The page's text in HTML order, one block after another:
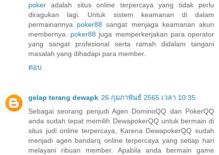
poker adalah situs online terpercaya yang tidak perlu
diragukan lagi. Untuk sistem keamanan di dalam
permainannya poker88 sangat menjaga keamanan akun
membernya. poker88 juga memperkerjakan para operator
yang sangat profesional serta ramah didalam tangani
masalah yang dihadapi para member.
ตอบ
gelap terang dewapk 26 กุมภาพันธ์ 2565 เวลา 10:35
Sebagai seorang penjudi Agen DominoQQ dan PokerQQ
anda sudah tepat memilih DewapokerQQ untuk bermain di
situs judi online terpercaya, Karena DewapokerQQ sudah
menjadi agen bandarq online terpercaya yang setiap hari
melayani ribuan member. Apabila anda bermain game